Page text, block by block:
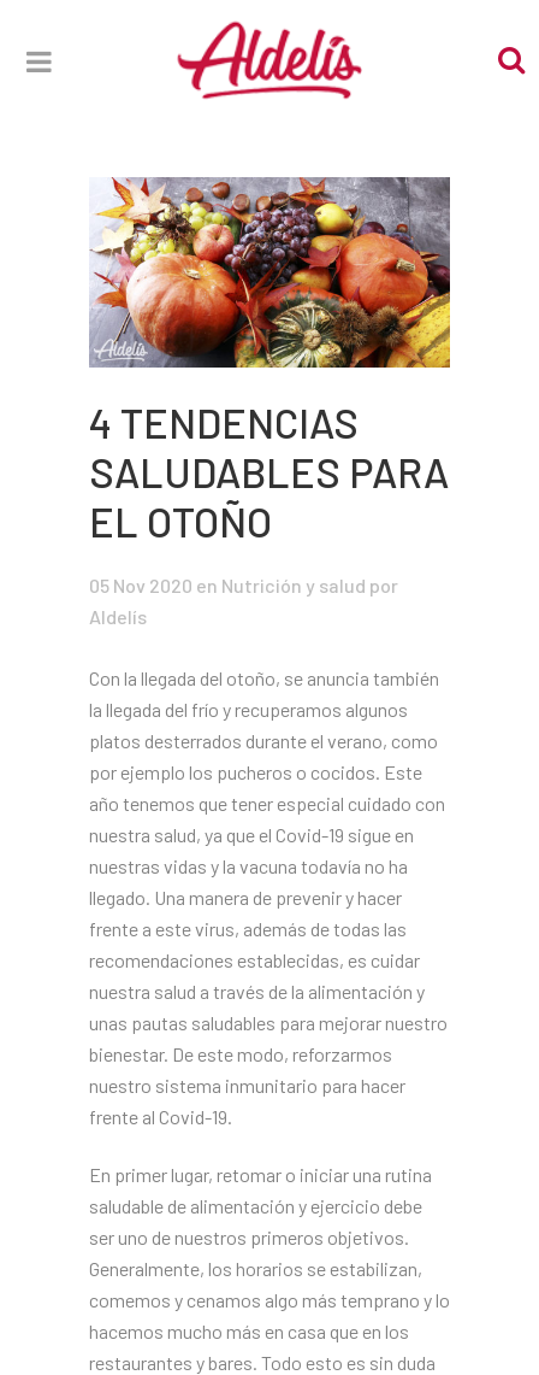
4 TENDENCIAS
SALUDABLES PARA
EL OTOÑO
05 Nov 2020 en Nutrición y salud por
Aldelís
Con la llegada del otoño, se anuncia también
la llegada del frío y recuperamos algunos
platos desterrados durante el verano, como
por ejemplo los pucheros o cocidos. Este
año tenemos que tener especial cuidado con
nuestra salud, ya que el Covid-19 sigue en
nuestras vidas y la vacuna todavía no ha
llegado. Una manera de prevenir y hacer
frente a este virus, además de todas las
recomendaciones establecidas, es cuidar
nuestra salud a través de la alimentación y
unas pautas saludables para mejorar nuestro
bienestar. De este modo, reforzarmos
nuestro sistema inmunitario para hacer
frente al Covid-19.
En primer lugar, retomar o iniciar una rutina
saludable de alimentación y ejercicio debe
ser uno de nuestros primeros objetivos.
Generalmente, los horarios se estabilizan,
comemos y cenamos algo más temprano y lo
hacemos mucho más en casa que en los
restaurantes y bares. Todo esto es sin duda